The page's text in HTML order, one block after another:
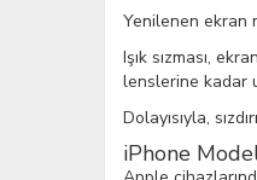
Yenilenen ekran
Işık sızması,
lenslerine kadar
Dolayısıyla,
iPhone